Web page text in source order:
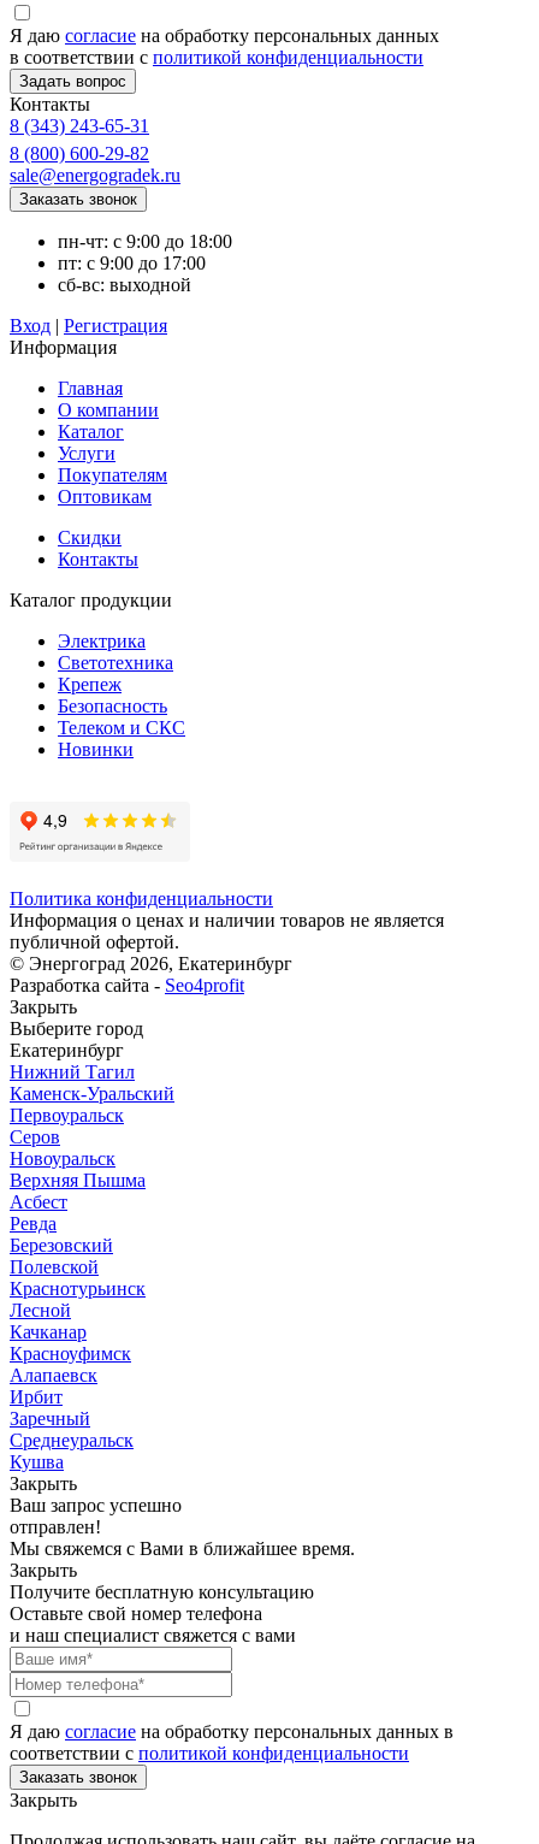
Я даю согласие на обработку персональных данных
в соответствии с политикой конфиденциальности
Контакты
8 (343) 243-65-31
8 (800) 600-29-82
sale@energogradek.ru
пн-чт: с 9:00 до 18:00
пт: с 9:00 до 17:00
сб-вс: выходной
Вход | Регистрация
Информация
Главная
О компании
Каталог
Услуги
Покупателям
Оптовикам
Скидки
Контакты
Каталог продукции
Электрика
Светотехника
Крепеж
Безопасность
Телеком и СКС
Новинки
Политика конфиденциальности
Информация о ценах и наличии товаров не является
публичной офертой.
© Энергоград 2026, Екатеринбург
Разработка сайта - Seo4profit
Закрыть
Выберите город
Екатеринбург
Нижний Тагил
Каменск-Уральский
Первоуральск
Серов
Новоуральск
Верхняя Пышма
Асбест
Ревда
Березовский
Полевской
Краснотурьинск
Лесной
Качканар
Красноуфимск
Алапаевск
Ирбит
Заречный
Среднеуральск
Кушва
Закрыть
Ваш запрос успешно
отправлен!
Мы свяжемся с Вами в ближайшее время.
Закрыть
Получите бесплатную консультацию
Оставьте свой номер телефона
и наш специалист свяжется с вами
Я даю согласие на обработку персональных данных в
соответствии с политикой конфиденциальности
Закрыть